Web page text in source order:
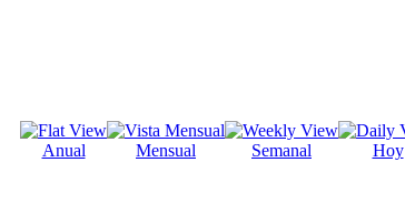
Anual Mensual Semanal Hoy